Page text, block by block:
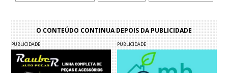
O CONTEÚDO CONTINUA DEPOIS DA PUBLICIDADE
PUBLICIDADE PUBLICIDADE